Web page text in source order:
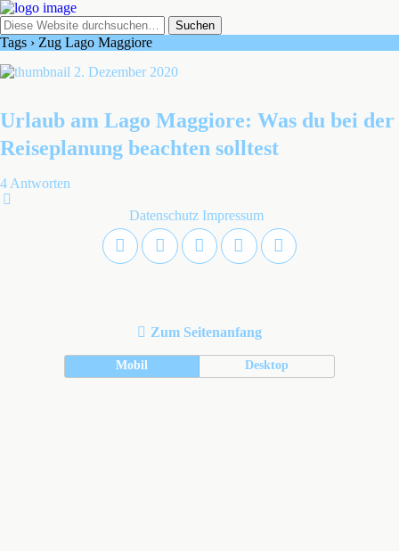
Tags › Zug Lago Maggiore
2. Dezember 2020
Urlaub am Lago Maggiore: Was du bei der
Reiseplanung beachten solltest
4 Antworten
Datenschutz Impressum
Zum Seitenanfang
Mobil Desktop